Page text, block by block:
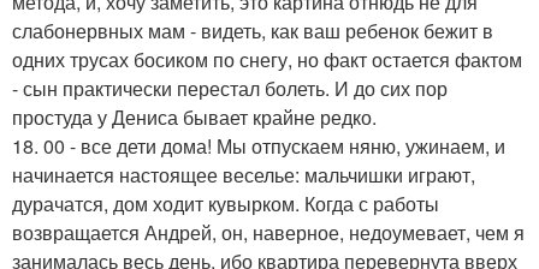
слабонервных мам - видеть, как ваш ребенок бежит в
одних трусах босиком по снегу, но факт остается фактом
- сын практически перестал болеть. И до сих пор
простуда у Дениса бывает крайне редко.
18. 00 - все дети дома! Мы отпускаем няню, ужинаем, и
начинается настоящее веселье: мальчишки играют,
дурачатся, дом ходит кувырком. Когда с работы
возвращается Андрей, он, наверное, недоумевает, чем я
занималась весь день, ибо квартира перевернута вверх